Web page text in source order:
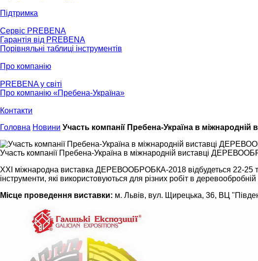
Підтримка
Сервіс PREBENA
Гарантія від PREBENA
Порівняльні таблиці інструментів
Про компанію
PREBENA у світі
Про компанію «Пребена-Україна»
Контакти
Головна Новини Участь компанії Пребена-Україна в
Участь компанії Пребена-Україна в міжнародній виставці
XXI міжнародна виставка ДЕРЕВООБРОБКА-2018 відбудеться 22-25
інструменти, які використовуються для різних робіт в деревообробній
Місце проведення виставки: м. Львів, вул. Щирецька, 36, ВЦ